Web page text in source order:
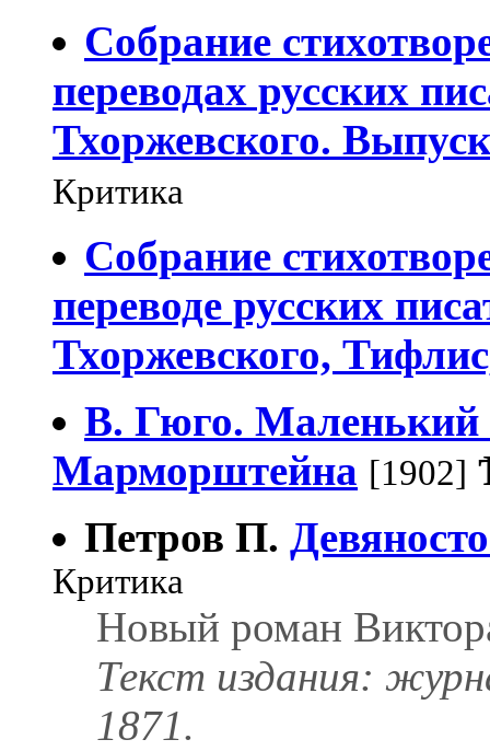
Собрание
переводах русских
Тхоржевского.
Критика
Собрание
переводе русских
Тхоржевского,
В. Гюго. Маленький
Марморштейна [1902]
Петров П.
Критика
Новый роман
Текст издания:
1871.